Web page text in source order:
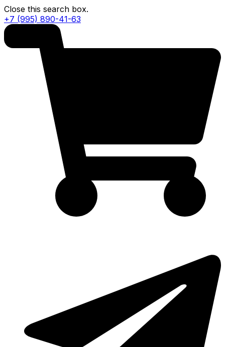
Close this search box.
+7 (995) 890-41-63